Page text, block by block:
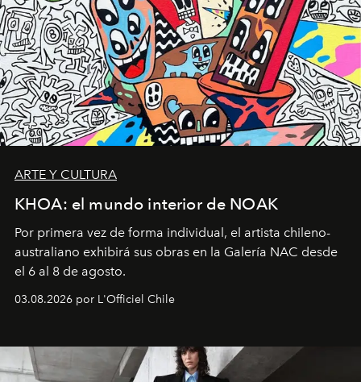
ARTE Y CULTURA
KHOA: el mundo interior de NOAK
Por primera vez de forma individual, el artista chileno-
australiano exhibirá sus obras en la Galería NAC desde
el 6 al 8 de agosto.
03.08.2026 por L'Officiel Chile